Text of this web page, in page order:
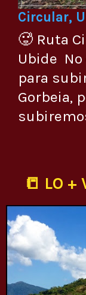
Circular,
🥵 Ruta
Ubide
para
Gorbeia,
📒 LO +